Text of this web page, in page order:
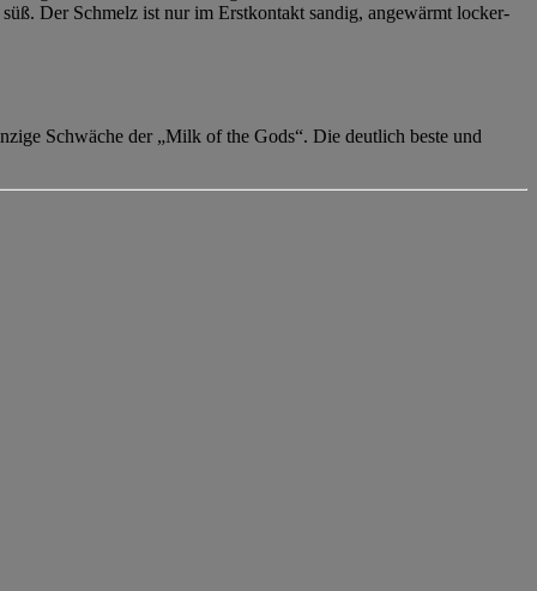
Der Schmelz ist nur im Erstkontakt sandig, angewärmt locker-
Schwäche der „Milk of the Gods“. Die deutlich beste und